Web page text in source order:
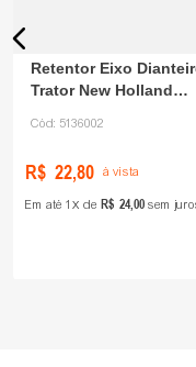
Retentor Eixo
Trator New Holland
Cód: 5136002
R$ 22,80 à vista
Em até 1 de R$ 24,00 sem